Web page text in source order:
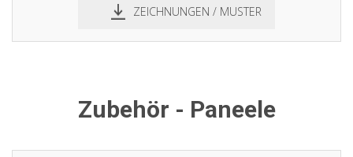
ZEICHNUNGEN / MUSTER
Zubehör - Paneele